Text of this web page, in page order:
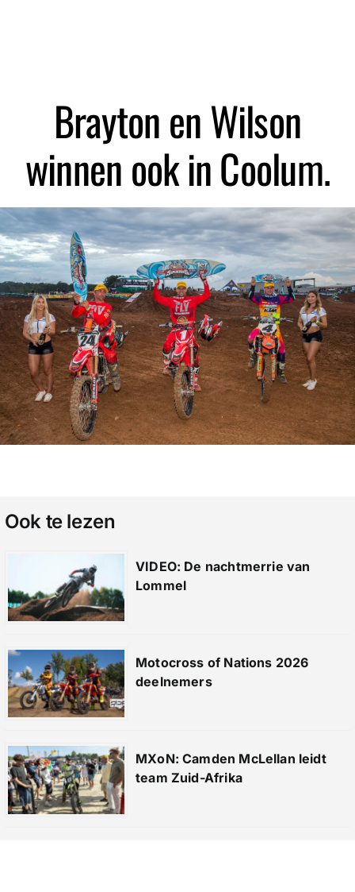
Brayton en Wilson
winnen ook in Coolum.
Ook te lezen
VIDEO: De nachtmerrie van
Lommel
Motocross of Nations 2026
deelnemers
MXoN: Camden McLellan leidt
team Zuid-Afrika